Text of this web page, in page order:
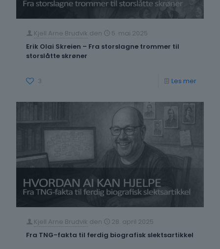
Kjell Arne Brudvik den
5. mai 2025
Erik Olai Skreien – Fra storslagne trommer til
storslåtte skrøner
3 Les mer-
Kjell Arne Brudvik den
28. april 2025
Fra TNG-fakta til ferdig biografisk slektsartikkel